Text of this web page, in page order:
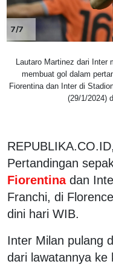
7/7
Lautaro Martinez dari Inter
membuat gol dalam
Fiorentina dan Inter di
(29/1/2024)
Pertandingan
Fiorentina dan
Franchi, di
dini hari WIB.
Inter Milan pulang
dari lawatannya ke